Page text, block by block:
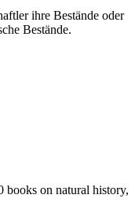
ihre Bestände oder
Bestände.
books on natural history,